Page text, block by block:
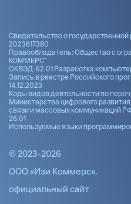
Свидетельство о
2023617380
Правообладатель: Общество с
КОММЕРС"
ОКВЭД: 62.01 Разработка
Запись в реестре Российского
14.12.2023
Коды видов деятельности по
Министерства цифрового развития,
связи и массовых коммуникаций РФ
26.01
Используемые языки
© 2023-2026
ООО «Изи Коммерс»,
официальный сайт